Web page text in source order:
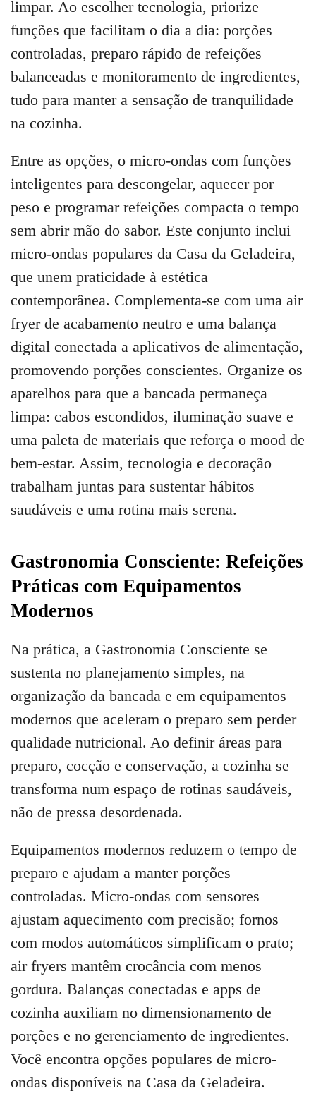
limpar. Ao escolher tecnologia, priorize
funções que facilitam o dia a dia: porções
controladas, preparo rápido de refeições
balanceadas e monitoramento de ingredientes,
tudo para manter a sensação de tranquilidade
na cozinha.
Entre as opções, o micro-ondas com funções
inteligentes para descongelar, aquecer por
peso e programar refeições compacta o tempo
sem abrir mão do sabor. Este conjunto inclui
micro-ondas populares da Casa da Geladeira,
que unem praticidade à estética
contemporânea. Complementa-se com uma air
fryer de acabamento neutro e uma balança
digital conectada a aplicativos de alimentação,
promovendo porções conscientes. Organize os
aparelhos para que a bancada permaneça
limpa: cabos escondidos, iluminação suave e
uma paleta de materiais que reforça o mood de
bem-estar. Assim, tecnologia e decoração
trabalham juntas para sustentar hábitos
saudáveis e uma rotina mais serena.
Gastronomia Consciente: Refeições
Práticas com Equipamentos
Modernos
Na prática, a Gastronomia Consciente se
sustenta no planejamento simples, na
organização da bancada e em equipamentos
modernos que aceleram o preparo sem perder
qualidade nutricional. Ao definir áreas para
preparo, cocção e conservação, a cozinha se
transforma num espaço de rotinas saudáveis,
não de pressa desordenada.
Equipamentos modernos reduzem o tempo de
preparo e ajudam a manter porções
controladas. Micro-ondas com sensores
ajustam aquecimento com precisão; fornos
com modos automáticos simplificam o prato;
air fryers mantêm crocância com menos
gordura. Balanças conectadas e apps de
cozinha auxiliam no dimensionamento de
porções e no gerenciamento de ingredientes.
Você encontra opções populares de micro-
ondas disponíveis na Casa da Geladeira.